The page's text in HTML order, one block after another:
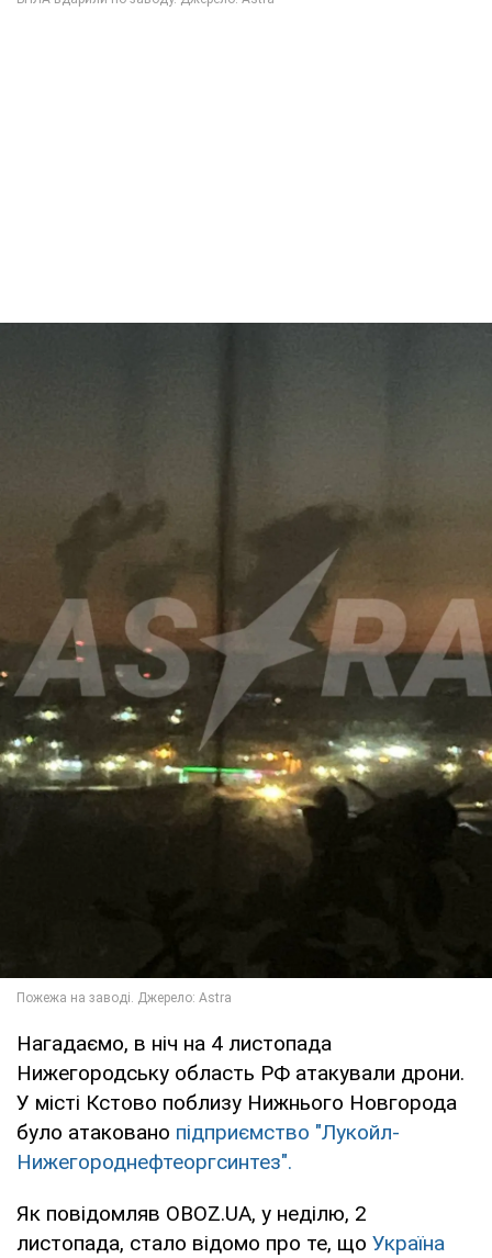
Нагадаємо, в ніч на 4 листопада
Нижегородську область РФ атакували дрони.
У місті Кстово поблизу Нижнього Новгорода
було атаковано підприємство "Лукойл-
Нижегороднефтеоргсинтез".
Як повідомляв OBOZ.UA, у неділю, 2
листопада, стало відомо про те, що Україна